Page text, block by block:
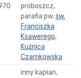
proboszcz,
parafia pw. św.
Franciszka
Ksawerego,
Kuźnica
Czarnkowska
inny kapłan,